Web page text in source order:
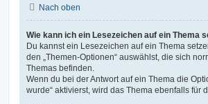
Nach oben
Wie kann ich ein Lesezeichen auf ein Thema
Du kannst ein Lesezeichen auf ein Thema
den „Themen-Optionen“ auswählst, die sich
Themas befinden.
Wenn du bei der Antwort auf ein Thema die
wurde“ aktivierst, wird das Thema ebenfalls für